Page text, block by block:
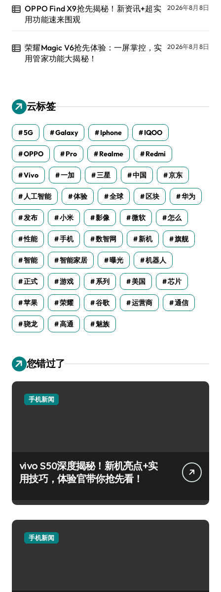
OPPO Find X9抢先揭秘！新资讯+超实
用功能速来围观
2026年8月8日
荣耀Magic V6抢先体验：一屏掌控，实
用管家功能大揭秘！
2026年8月8日
云标签
5G Galaxy Iphone IQOO
OPPO Pro Realme Redmi
Vivo 一加 三星 中国 京东
人工智能 体验 全球 区块 华为
发布 小米 影像 微软 怎么
性能 手机 数智网 新机 旗舰
智能 智能家居 曝光 机器人
正式 游戏 系列 美国 芯片
苹果 荣耀 谷歌 运营商 通信
骁龙 高通 魅族
您错过了
手机新闻
vivo S50深度揭秘！新机亮点+实
用技巧，体验官带你抢先看！
手机新闻